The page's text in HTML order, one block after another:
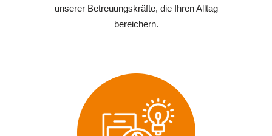
unserer Betreuungskräfte, die Ihren Alltag
bereichern.